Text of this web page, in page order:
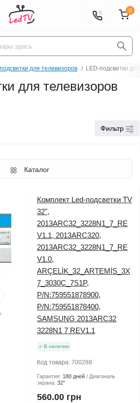
0
для телевизоров LED-подсветки
для телевизоров
Фильтр
Каталог
Комплект Led-подсветки TV
32",
2013ARC32_3228N1_7_RE
V1.1, 2013ARC320,
2013ARC32_3228N1_7_RE
V1.0,
ARÇELİK_32_ARTEMİS_3X
7_3030C_7S1P,
P/N:759551878900,
P/N:759551878400,
SAMSUNG 2013ARC32
3228N1 7 REV1.1
В наличии
Код товара: 700288
Гарантия: 180 дней
Диагональ
экрана: 32″
560.00 грн